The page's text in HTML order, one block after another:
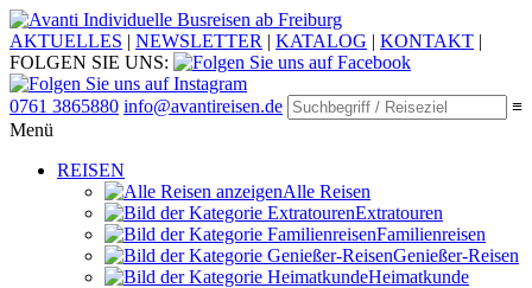
Individuelle Busreisen ab Freiburg
AKTUELLES | NEWSLETTER | KATALOG | KONTAKT |
FOLGEN SIE UNS:
0761 3865880 info@avantireisen.de
≡
Menü
REISEN
Alle Reisen
Extratouren
Familien­reisen
Genießer-Reisen
Heimatkunde